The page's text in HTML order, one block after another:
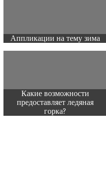
Аппликации на тему зима
Какие возможности
предоставляет ледяная
горка?